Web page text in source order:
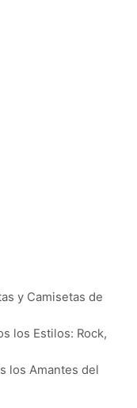
y Camisetas de
los Estilos: Rock,
los Amantes del